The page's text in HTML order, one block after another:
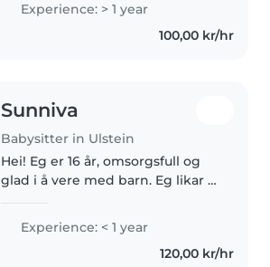
Experience: > 1 year
100,00 kr/hr
Sunniva
Babysitter in Ulstein
Hei! Eg er 16 år, omsorgsfull og
glad i å vere med barn. Eg likar å
og skape ein trygg og positiv
atmosfære. Eg er fleksibel,
Experience: < 1 year
120,00 kr/hr